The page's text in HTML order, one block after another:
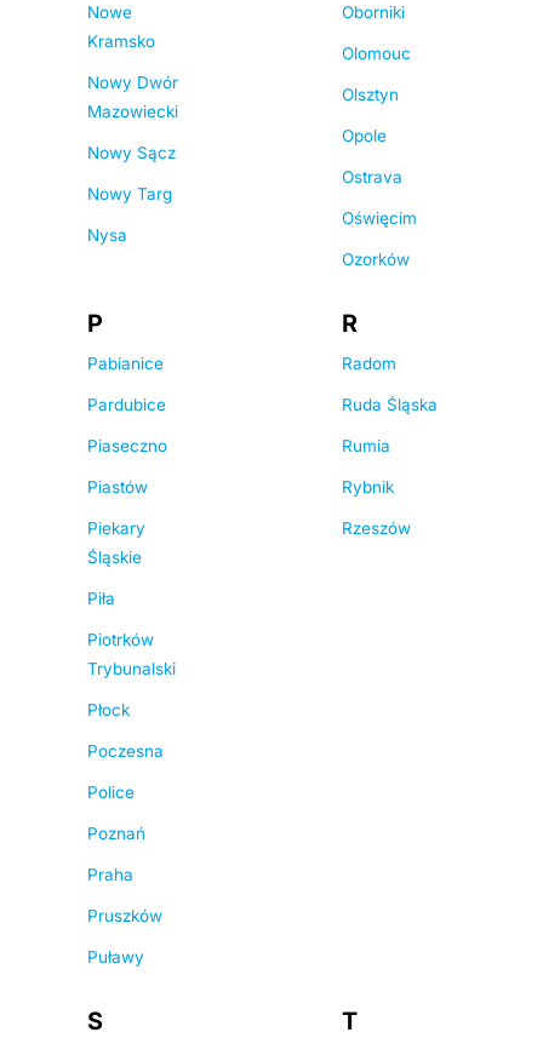
Nowe
Kramsko
Nowy Dwór
Mazowiecki
Nowy Sącz
Nowy Targ
Nysa
Oborniki
Olomouc
Olsztyn
Opole
Ostrava
Oświęcim
Ozorków
P
Pabianice
Pardubice
Piaseczno
Piastów
Piekary
Śląskie
Piła
Piotrków
Trybunalski
Płock
Poczesna
Police
Poznań
Praha
Pruszków
Puławy
R
Radom
Ruda Śląska
Rumia
Rybnik
Rzeszów
S T